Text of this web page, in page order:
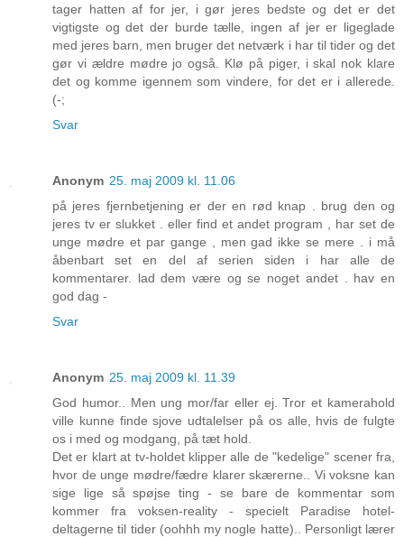
tager hatten af for jer, i gør jeres bedste og det er det
vigtigste og det der burde tælle, ingen af jer er ligeglade
med jeres barn, men bruger det netværk i har til tider og det
gør vi ældre mødre jo også. Klø på piger, i skal nok klare
det og komme igennem som vindere, for det er i allerede.
(-;
Svar
Anonym 25. maj 2009 kl. 11.06
på jeres fjernbetjening er der en rød knap . brug den og
jeres tv er slukket . eller find et andet program , har set de
unge mødre et par gange , men gad ikke se mere . i må
åbenbart set en del af serien siden i har alle de
kommentarer. lad dem være og se noget andet . hav en
god dag -
Svar
Anonym 25. maj 2009 kl. 11.39
God humor.. Men ung mor/far eller ej. Tror et kamerahold
ville kunne finde sjove udtalelser på os alle, hvis de fulgte
os i med og modgang, på tæt hold.
Det er klart at tv-holdet klipper alle de "kedelige" scener fra,
hvor de unge mødre/fædre klarer skærerne.. Vi voksne kan
sige lige så spøjse ting - se bare de kommentar som
kommer fra voksen-reality - specielt Paradise hotel-
deltagerne til tider (oohhh my nogle hatte).. Personligt lærer